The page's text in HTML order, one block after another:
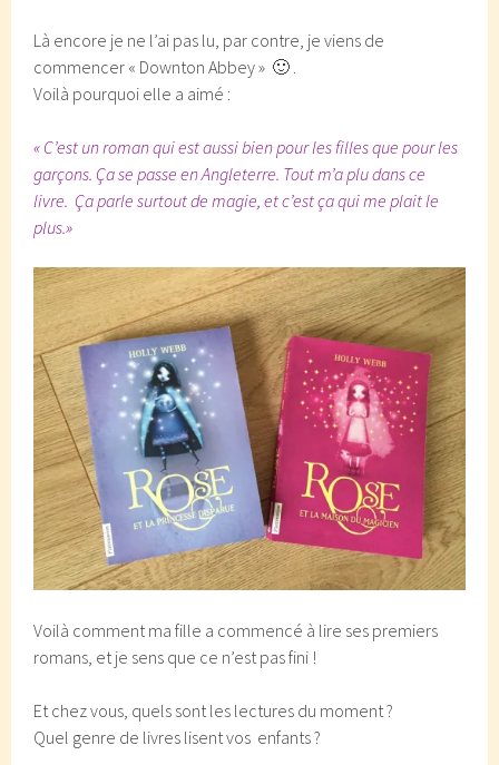
Là encore je ne l’ai pas lu, par contre, je viens de
commencer « Downton Abbey » 🙂 .
Voilà pourquoi elle a aimé :
« C’est un roman qui est aussi bien pour les filles que pour les
garçons. Ça se passe en Angleterre. Tout m’a plu dans ce
livre. Ça parle surtout de magie, et c’est ça qui me plait le
plus.»
Voilà comment ma fille a commencé à lire ses premiers
romans, et je sens que ce n’est pas fini !
Et chez vous, quels sont les lectures du moment ?
Quel genre de livres lisent vos enfants ?